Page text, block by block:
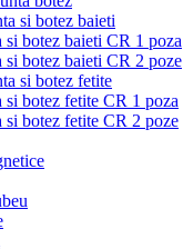
si botez baieti
si botez baieti CR 1 poza
si botez baieti CR 2 poze
si botez fetite
si botez fetite CR 1 poza
si botez fetite CR 2 poze